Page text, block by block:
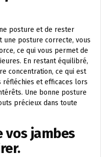
posture et de rester
une posture correcte, vous
ce qui vous permet de
En restant équilibré,
concentration, ce qui est
et efficaces lors
Une bonne posture
précieux dans toute
vos jambes